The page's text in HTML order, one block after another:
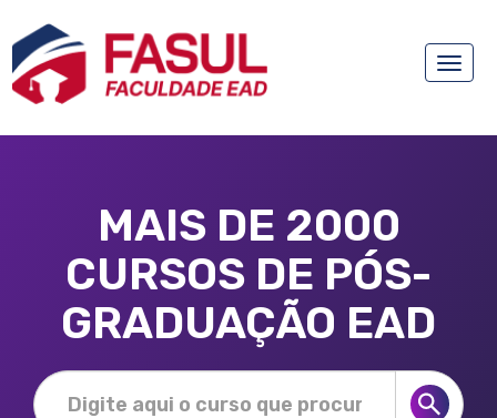
Toggle
MAIS DE 2000
CURSOS DE PÓS-
GRADUAÇÃO EAD